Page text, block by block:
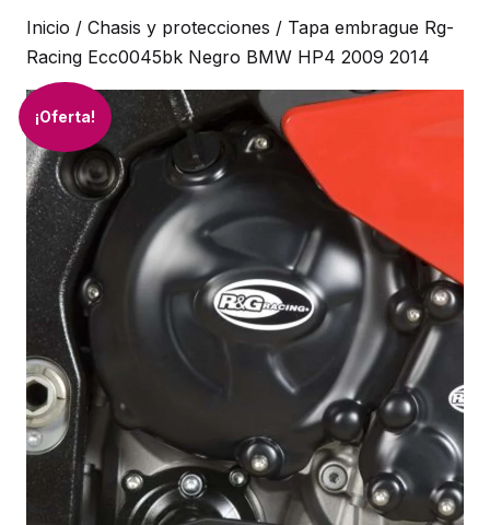
Inicio / Chasis y protecciones / Tapa embrague Rg-
Racing Ecc0045bk Negro BMW HP4 2009 2014
¡Oferta!